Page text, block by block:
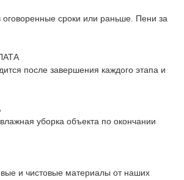
оговоренные сроки или раньше. Пени за
после завершения каждого этапа и
уборка объекта по окончании
и чистовые материалы от наших